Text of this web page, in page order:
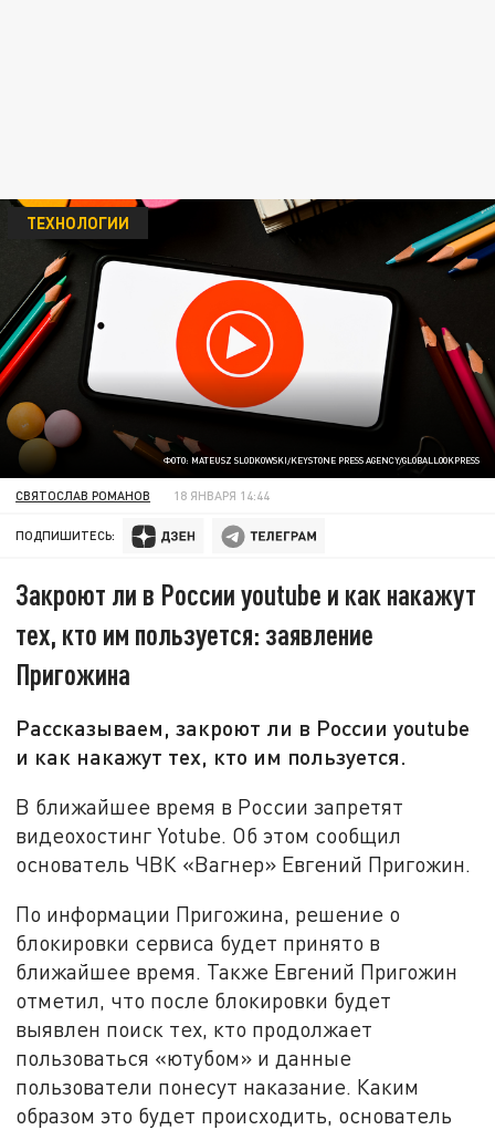
ФОТО: MATEUSZ SLODKOWSKI/KEYSTONE PRESS AGENCY/GLOBALLOOKPRESS
ТЕХНОЛОГИИ
СВЯТОСЛАВ РОМАНОВ 18 ЯНВАРЯ 14:44
ПОДПИШИТЕСЬ:
Закроют ли в России youtube и как накажут
тех, кто им пользуется: заявление
Пригожина
Рассказываем, закроют ли в России youtube
и как накажут тех, кто им пользуется.
В ближайшее время в России запретят
видеохостинг Yotube. Об этом сообщил
основатель ЧВК «Вагнер» Евгений Пригожин.
По информации Пригожина, решение о
блокировки сервиса будет принято в
ближайшее время. Также Евгений Пригожин
отметил, что после блокировки будет
выявлен поиск тех, кто продолжает
пользоваться «ютубом» и данные
пользователи понесут наказание. Каким
образом это будет происходить, основатель